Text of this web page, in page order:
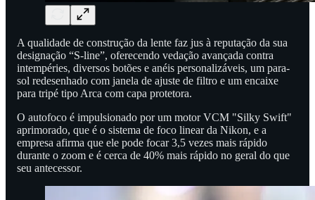
A qualidade de construção da lente faz jus à reputação da sua
designação “S-line”, oferecendo vedação avançada contra
intempéries, diversos botões e anéis personalizáveis, um para-
sol redesenhado com janela de ajuste de filtro e um encaixe
para tripé tipo Arca com capa protetora.
O autofoco é impulsionado por um motor VCM "Silky Swift"
aprimorado, que é o sistema de foco linear da Nikon, e a
empresa afirma que ele pode focar 3,5 vezes mais rápido
durante o zoom e é cerca de 40% mais rápido no geral do que
seu antecessor.